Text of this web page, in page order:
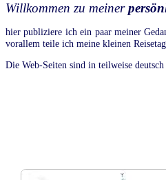
Willkommen zu meiner
hier publiziere ich ein paar meiner
vorallem teile ich meine kleinen
Die Web-Seiten sind in teilweise